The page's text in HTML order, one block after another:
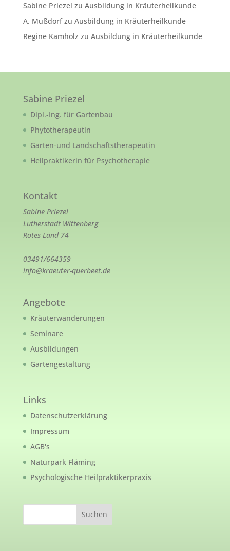
Sabine Priezel zu Ausbildung in Kräuterheilkunde
A. Mußdorfzu Ausbildung in Kräuterheilkunde
Regine Kamholz zu Ausbildung in Kräuterheilkunde
Sabine Priezel
Dipl.-Ing. für Gartenbau
Phytotherapeutin
Garten-und Landschaftstherapeutin
Heilpraktikerin für Psychotherapie
Kontakt
Sabine Priezel
Lutherstadt Wittenberg
Rotes Land 74
03491/664359
info@kraeuter-querbeet.de
Angebote
Kräuterwanderungen
Seminare
Ausbildungen
Gartengestaltung
Links
Datenschutzerklärung
Impressum
AGB's
Naturpark Fläming
Psychologische Heilpraktikerpraxis